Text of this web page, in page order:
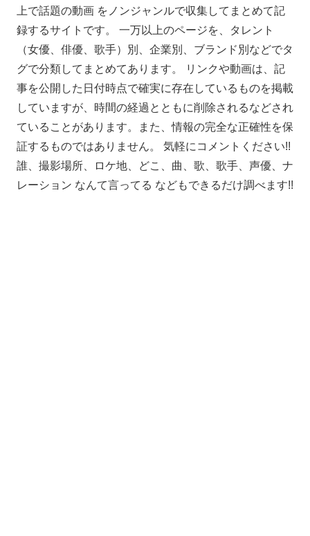
上で話題の動画 をノンジャンルで収集してまとめて記
録するサイトです。 一万以上のページを、タレント
（女優、俳優、歌手）別、企業別、ブランド別などでタ
グで分類してまとめてあります。 リンクや動画は、記
事を公開した日付時点で確実に存在しているものを掲載
していますが、時間の経過とともに削除されるなどされ
ていることがあります。また、情報の完全な正確性を保
証するものではありません。 気軽にコメントください!!
誰、撮影場所、ロケ地、どこ、曲、歌、歌手、声優、ナ
レーション なんて言ってる などもできるだけ調べます!!